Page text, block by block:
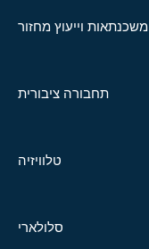
משכנתאות וייעוץ מחזור
תחבורה ציבורית
טלוויזיה
סלולארי